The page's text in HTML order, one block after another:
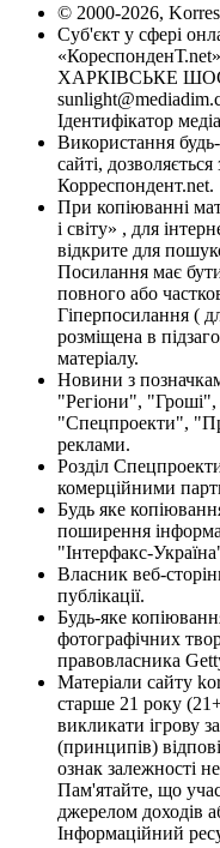
© 2000-2026,
Суб'єкт у сфері
ХАРКІВСЬКЕ
Ідентифікатор
Використання
сайті,
Корреспондент.net.
При копіюванні
і світу» , для
відкрите для
Посилання має
повного або
Гіперпосилання (
розміщена в
матеріалу.
Новини з
"Регіони",
"Спецпроекти",
реклами.
Розділ
комерційними
Будь яке
поширення
"Інтерфакс-
Власник веб-
публікації.
Будь-яке
фотографічних
правовласника
Матеріали сайту
старше 21 року
викликати ігрову
(принципів)
ознак залежності
Пам'ятайте, що
джерелом доходів
Інформаційний